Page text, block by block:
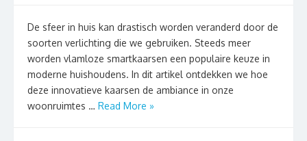
De sfeer in huis kan drastisch worden veranderd door de
soorten verlichting die we gebruiken. Steeds meer
worden vlamloze smartkaarsen een populaire keuze in
moderne huishoudens. In dit artikel ontdekken we hoe
deze innovatieve kaarsen de ambiance in onze
woonruimtes … Read More »